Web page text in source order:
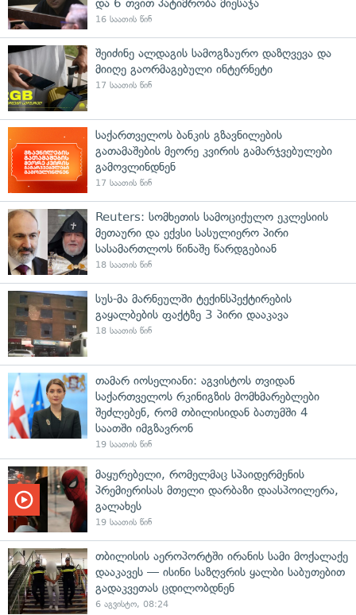
და 6 თვით პატიმრობა მიესაჯა
16 საათის წინ
შეიძინე ალდაგის სამოგზაურო დაზღვევა და
მიიღე გაორმაგებული ინტერნეტი
17 საათის წინ
საქართველოს ბანკის გზავნილების
გათამაშების მეორე კვირის გამარჯვებულები
გამოვლინდნენ
17 საათის წინ
Reuters: სომხეთის სამოციქულო ეკლესიის
მეთაური და ექვსი სასულიერო პირი
სასამართლოს წინაშე წარდგებიან
18 საათის წინ
სუს-მა მარნეულში ტექინსპექტირების
გაყალბების ფაქტზე 3 პირი დააკავა
18 საათის წინ
თამარ იოსელიანი: აგვისტოს თვიდან
საქართველოს რკინიგზის მომხმარებლები
შეძლებენ, რომ თბილისიდან ბათუმში 4
საათში იმგზავრონ
19 საათის წინ
მაყურებელი, რომელმაც სპაიდერმენის
პრემიერისას მთელი დარბაზი დაასპოილერა,
გალახეს
19 საათის წინ
თბილისის აეროპორტში ირანის სამი მოქალაქე
დააკავეს — ისინი საზღვრის ყალბი საბუთებით
გადაკვეთას ცდილობდნენ
6 აგვისტო, 08:24